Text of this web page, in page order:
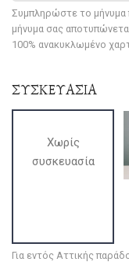
Συμπληρώστε το μήνυμα
μήνυμα σας
100% ανακυκλωμένο
ΣΥΣΚΕΥΑΣΙΑ
Χωρίς
συσκευασία
Για εντός Αττικής